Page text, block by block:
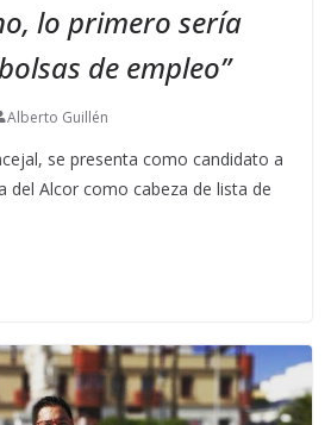
lo primero sería
de empleo”
Alberto Guillén
se presenta como candidato a
del Alcor como cabeza de lista de